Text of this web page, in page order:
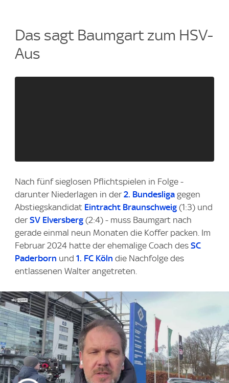
Das sagt Baumgart zum HSV-
Aus
Nach fünf sieglosen Pflichtspielen in Folge -
darunter Niederlagen in der 2. Bundesliga gegen
Abstiegskandidat Eintracht Braunschweig (1:3) und
der SV Elversberg (2:4) - muss Baumgart nach
gerade einmal neun Monaten die Koffer packen. Im
Februar 2024 hatte der ehemalige Coach des SC
Paderborn und 1. FC Köln die Nachfolge des
entlassenen Walter angetreten.